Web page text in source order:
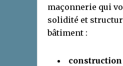
maçonnerie qui
solidité et
bâtiment :
construction